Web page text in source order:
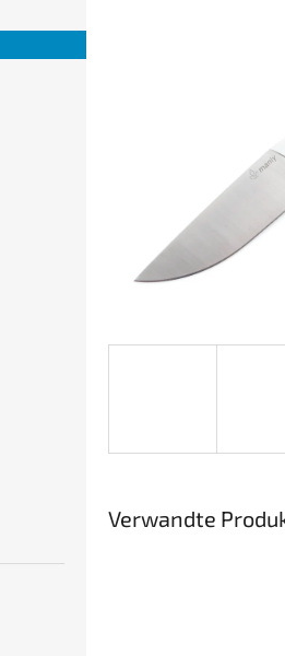
Verwandte